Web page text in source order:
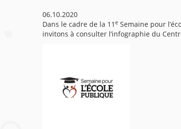
06.10.2020
Dans le cadre de la 11 e Semaine pour
invitons à consulter l’infographie du